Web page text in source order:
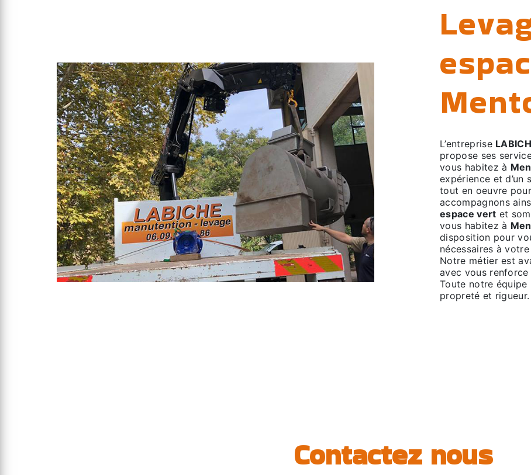
L’entreprise
propose ses
vous habitez à
expérience et
tout en oeuvre
accompagnons
espace vert et
vous habitez à
disposition pour
nécessaires à
Notre métier est
avec vous
Toute notre
propreté et rigueur.
Contactez nous